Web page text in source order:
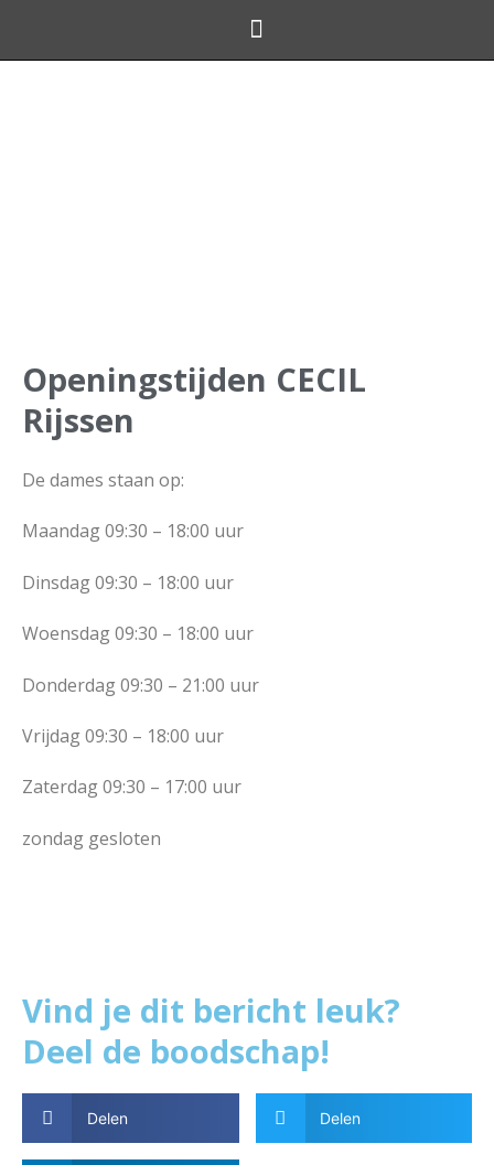
Openingstijden CECIL
Rijssen
De dames staan op:
Maandag 09:30 – 18:00 uur
Dinsdag 09:30 – 18:00 uur
Woensdag 09:30 – 18:00 uur
Donderdag 09:30 – 21:00 uur
Vrijdag 09:30 – 18:00 uur
Zaterdag 09:30 – 17:00 uur
zondag gesloten
Vind je dit bericht leuk?
Deel de boodschap!
Delen Delen